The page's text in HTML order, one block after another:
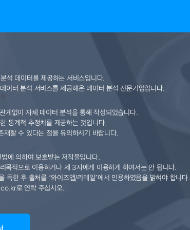
석 데이터를 제공하는 서비스입니다.
이터 분석 서비스를 제공해온 데이터 분석 전문기업입니다.
계없이 자체 데이터 분석을 통해 작성되었습니다.
통계적 추정치를 제공하는 것입니다.
재할 수 있다는 점을 유의하시기 바랍니다.
에 의하여 보호받는 저작물입니다.
목적으로 이용하거나 제 3자에게 이용하게 하여서는 안 됩니다.
한 후 출처를 ‘와이즈앱/리테일’에서 인용하였음을 밝혀야 합니다.
로 연락 주십시오.